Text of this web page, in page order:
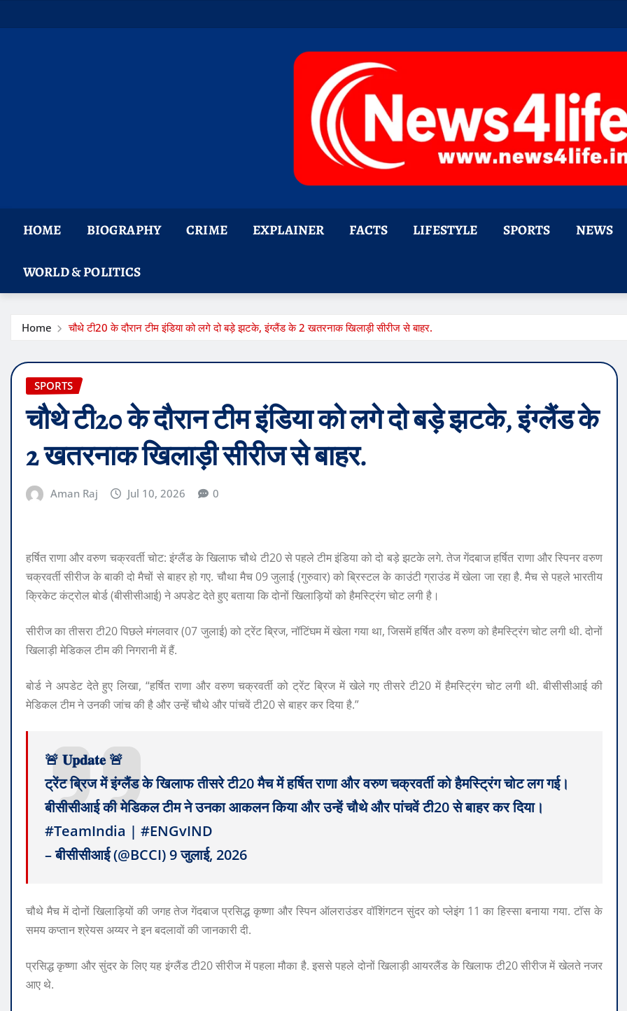
to
HOME BIOGRAPHY CRIME EXPLAINER FACTS LIFESTYLE SPORTS NEWS
WORLD & POLITICS
Home चौथे टी20 के दौरान टीम इंडिया को लगे दो बड़े झटके, इंग्लैंड के 2 खतरनाक खिलाड़ी सीरीज से बाहर.
SPORTS
चौथे टी20 के दौरान टीम इंडिया को लगे दो बड़े झटके, इंग्लैंड के
2 खतरनाक खिलाड़ी सीरीज से बाहर.
Aman Raj Jul 10, 2026 0
हर्षित राणा और वरुण चक्रवर्ती चोट: इंग्लैंड के खिलाफ चौथे टी20 से पहले टीम इंडिया को दो बड़े झटके लगे. तेज गेंदबाज हर्षित राणा और स्पिनर वरुण
चक्रवर्ती सीरीज के बाकी दो मैचों से बाहर हो गए. चौथा मैच 09 जुलाई (गुरुवार) को ब्रिस्टल के काउंटी ग्राउंड में खेला जा रहा है. मैच से पहले भारतीय
क्रिकेट कंट्रोल बोर्ड (बीसीसीआई) ने अपडेट देते हुए बताया कि दोनों खिलाड़ियों को हैमस्ट्रिंग चोट लगी है।
सीरीज का तीसरा टी20 पिछले मंगलवार (07 जुलाई) को ट्रेंट ब्रिज, नॉटिंघम में खेला गया था, जिसमें हर्षित और वरुण को हैमस्ट्रिंग चोट लगी थी. दोनों
खिलाड़ी मेडिकल टीम की निगरानी में हैं.
बोर्ड ने अपडेट देते हुए लिखा, “हर्षित राणा और वरुण चक्रवर्ती को ट्रेंट ब्रिज में खेले गए तीसरे टी20 में हैमस्ट्रिंग चोट लगी थी. बीसीसीआई की
मेडिकल टीम ने उनकी जांच की है और उन्हें चौथे और पांचवें टी20 से बाहर कर दिया है.”
🚨 𝐔𝐩𝐝𝐚𝐭𝐞 🚨
ट्रेंट ब्रिज में इंग्लैंड के खिलाफ तीसरे टी20 मैच में हर्षित राणा और वरुण चक्रवर्ती को हैमस्ट्रिंग चोट लग गई।
बीसीसीआई की मेडिकल टीम ने उनका आकलन किया और उन्हें चौथे और पांचवें टी20 से बाहर कर दिया।
#TeamIndia | #ENGvIND
– बीसीसीआई (@BCCI) 9 जुलाई, 2026
चौथे मैच में दोनों खिलाड़ियों की जगह तेज गेंदबाज प्रसिद्ध कृष्णा और स्पिन ऑलराउंडर वॉशिंगटन सुंदर को प्लेइंग 11 का हिस्सा बनाया गया. टॉस के
समय कप्तान श्रेयस अय्यर ने इन बदलावों की जानकारी दी.
प्रसिद्ध कृष्णा और सुंदर के लिए यह इंग्लैंड टी20 सीरीज में पहला मौका है. इससे पहले दोनों खिलाड़ी आयरलैंड के खिलाफ टी20 सीरीज में खेलते नजर
आए थे.